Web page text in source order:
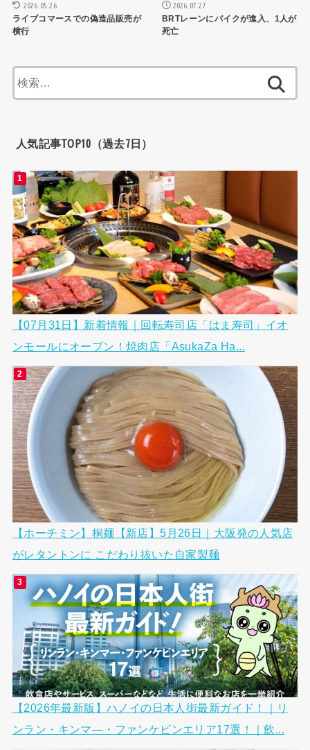
2026.05.26
ライブコマースでの偽造品販売が
横行
2026.07.27
BRTレーンにバイクが進入、1人が
死亡
索:
人気記事TOP10（過去7日）
【07月31日】新着情報｜回転寿司店「はま寿司」イオ
ンモールにオープン！焼肉店「AsukaZa Ha...
【ホーチミン】桐麺【新店】5月26日｜大阪発の人気店
がレタントンに こだわり抜いた自家製麺
【2026年最新版】ハノイの日本人街最新ガイド！｜リ
ンラン・キンマ―・ファンケビンエリア17選！｜飲...